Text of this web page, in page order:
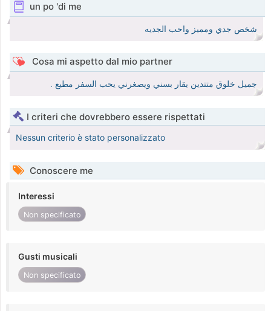
un po 'di me
شخص جدي ومميز واحب الجديه
Cosa mi aspetto dal mio partner
جميل خلوق متتدين يقار بسني ويصغرني يحب السفر مطيع .
I criteri che dovrebbero essere rispettati
Nessun criterio è stato personalizzato
Conoscere me
Interessi
Non specificato
Gusti musicali
Non specificato